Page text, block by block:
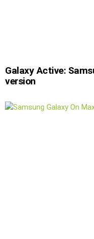
Galaxy Active:
version